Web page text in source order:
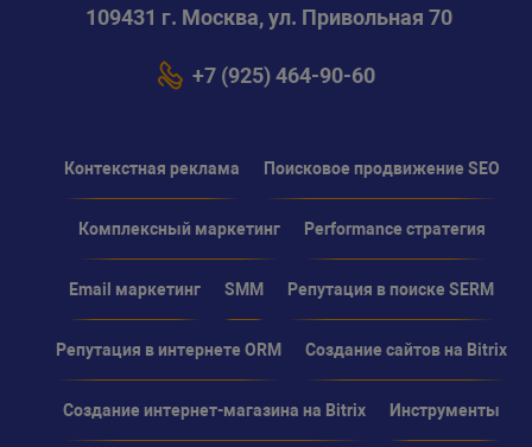
109431 г. Москва, ул. Привольная 70
+7 (925) 464-90-60
Контекстная реклама Поисковое продвижение SEO
Комплексный маркетинг Performance стратегия
Email маркетинг SMM Репутация в поиске SERM
Репутация в интернете ORM Создание сайтов на Bitrix
Создание интернет-магазина на Bitrix Инструменты